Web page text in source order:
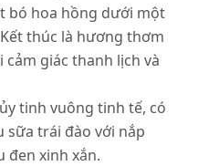
bó hoa hồng dưới một
thúc là hương thơm
cảm giác thanh lịch và
tinh vuông tinh tế, có
sữa trái đào với nắp
đen xinh xắn.